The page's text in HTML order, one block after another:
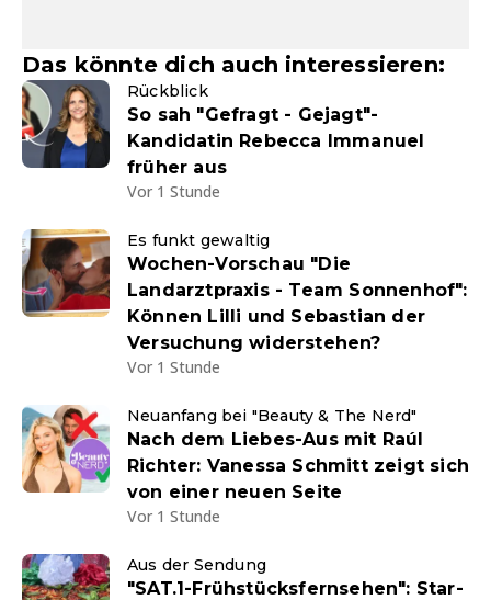
Das könnte dich auch interessieren:
Rückblick
So sah "Gefragt - Gejagt"-
Kandidatin Rebecca Immanuel
früher aus
Vor 1 Stunde
Es funkt gewaltig
Wochen-Vorschau "Die
Landarztpraxis - Team Sonnenhof":
Können Lilli und Sebastian der
Versuchung widerstehen?
Vor 1 Stunde
Neuanfang bei "Beauty & The Nerd"
Nach dem Liebes-Aus mit Raúl
Richter: Vanessa Schmitt zeigt sich
von einer neuen Seite
Vor 1 Stunde
Aus der Sendung
"SAT.1-Frühstücksfernsehen": Star-